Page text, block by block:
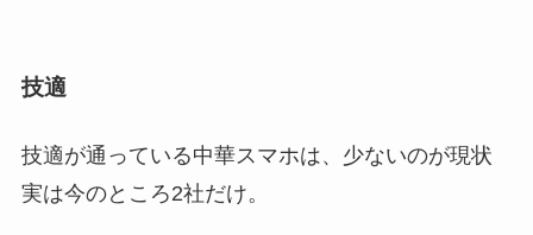
技適
技適が通っている中華スマホは、少ないのが現状
実は今のところ2社だけ。